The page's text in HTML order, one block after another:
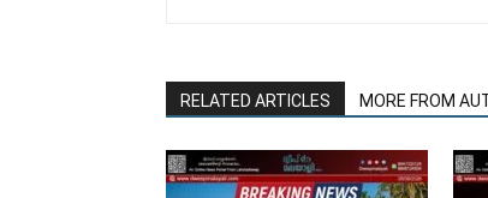
RELATED ARTICLES MORE FROM